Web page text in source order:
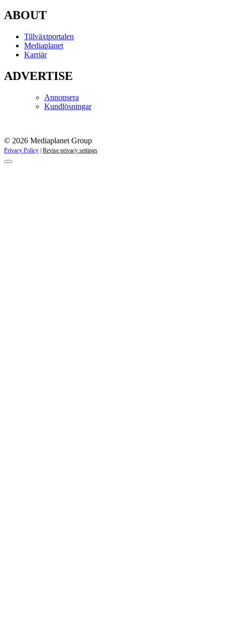
ABOUT
Tillväxtportalen
Mediaplanet
Karriär
ADVERTISE
Annonsera
Kundlösningar
© 2026 Mediaplanet Group
Privacy Policy Revise privacy settings